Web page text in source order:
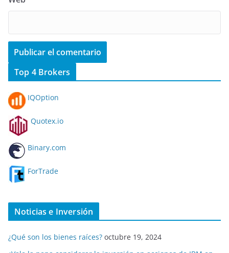
Top 4 Brokers
IQOption
Quotex.io
Binary.com
ForTrade
Noticias e Inversión
¿Qué son los bienes raíces? octubre 19, 2024